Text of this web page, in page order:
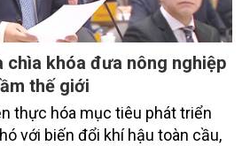
chìa khóa đưa nông nghiệp
thế giới
thực hóa mục tiêu phát triển
với biến đổi khí hậu toàn cầu,